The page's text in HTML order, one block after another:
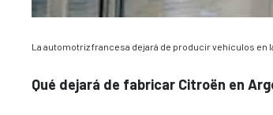
La automotriz francesa dejará de producir vehículos en
Qué dejará de fabricar Citroën en